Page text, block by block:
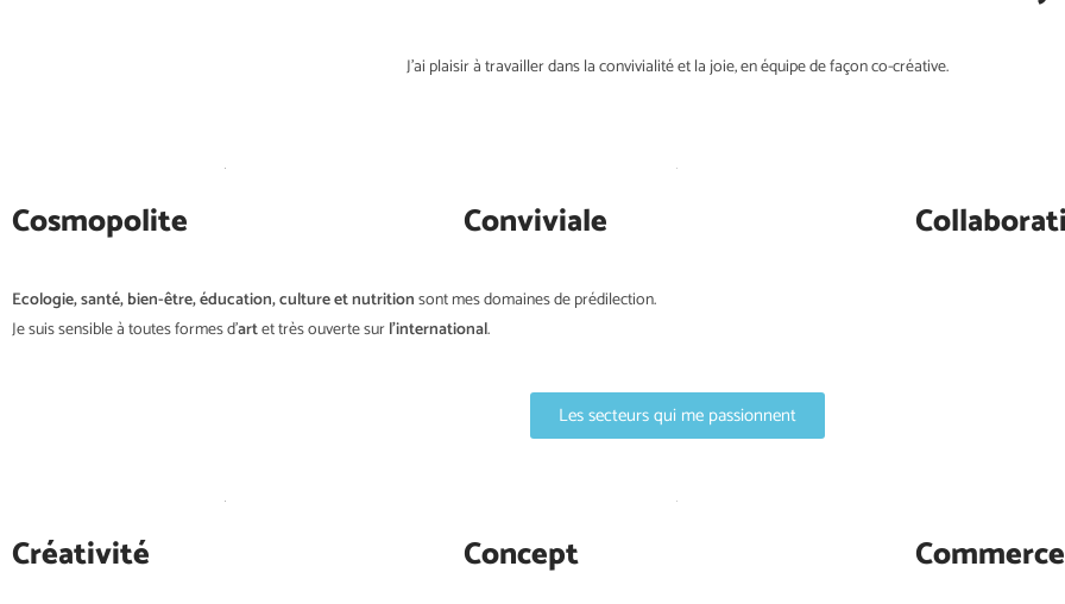
J’ai plaisir à travailler dans la convivialité et la joie, en équipe de façon co-créative.
Cosmopolite Conviviale
Ecologie, santé, bien-être, éducation, culture et nutritionsont mes domaines de prédilection.
Je suis sensible à toutes formes d’artet très ouverte surl’international.
Les secteurs qui me passionnent
Créativité Concept Commerce